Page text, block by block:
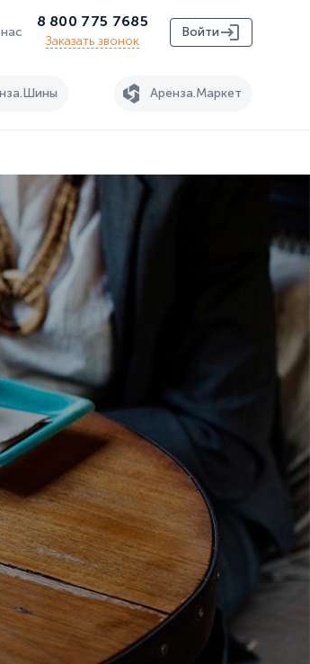
8 800 775 7685
Заказать звонок
Войти
Аренза.Маркет